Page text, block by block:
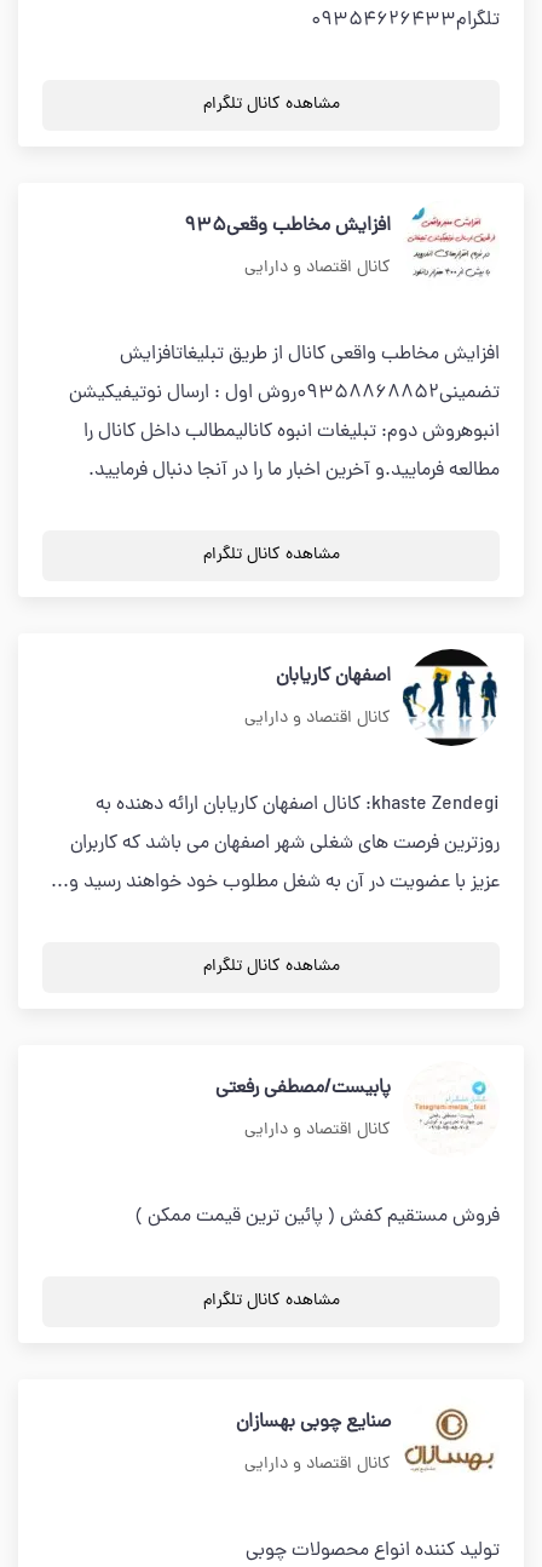
تلگرام09354626433
مشاهده کانال تلگرام
افزایش مخاطب وقعی935
کانال اقتصاد و دارایی
افزایش مخاطب واقعی کانال از طریق تبلیغاتافزایش
تضمینی09358868852روش اول : ارسال نوتیفیکیشن
انبوهروش دوم: تبلیغات انبوه کانالیمطالب داخل کانال را
مطالعه فرمایید.و آخرین اخبار ما را در آنجا دنبال فرمایید.
مشاهده کانال تلگرام
اصفهان کاریابان
کانال اقتصاد و دارایی
khaste Zendegi: کانال اصفهان کاریابان ارائه دهنده به
روزترین فرصت های شغلی شهر اصفهان می باشد که کاربران
عزیز با عضویت در آن به شغل مطلوب خود خواهند رسید و...
مشاهده کانال تلگرام
پابیست/مصطفی رفعتی
کانال اقتصاد و دارایی
فروش مستقیم کفش ( پائین ترین قیمت ممکن )
مشاهده کانال تلگرام
صنایع چوبی بهسازان
کانال اقتصاد و دارایی
تولید کننده انواع محصولات چوبی